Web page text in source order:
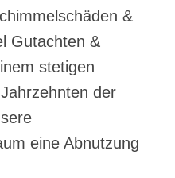
&
Gutachten &
stetigen
der
eine Abnutzung